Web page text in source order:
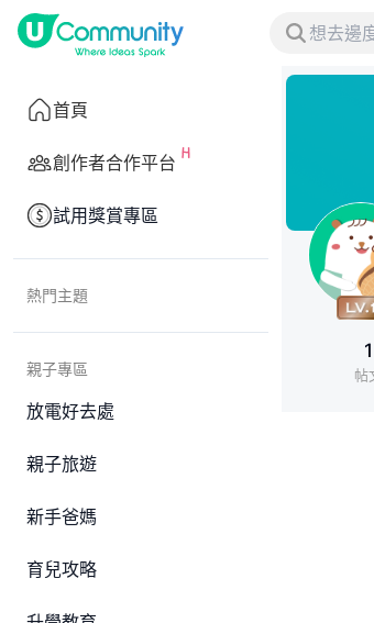
首頁
創作者合作平台
試用獎賞專區
熱門主題
親子專區
放電好去處
親子旅遊
新手爸媽
育兒攻略
1
帖